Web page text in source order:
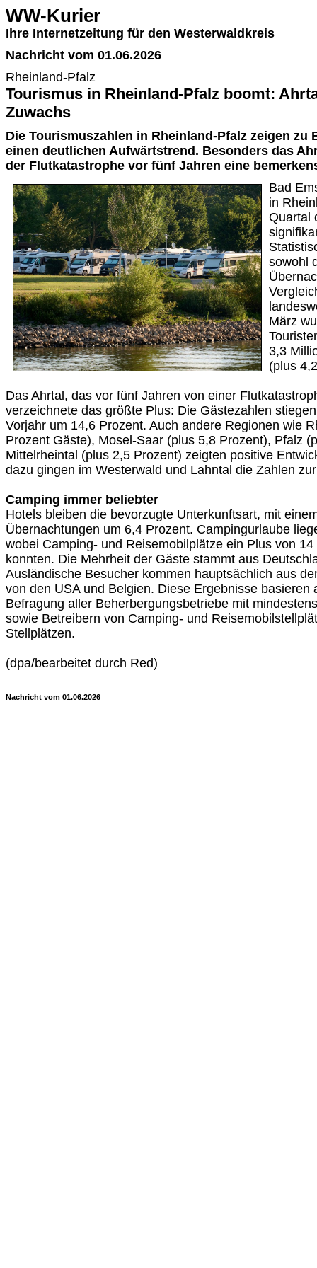
WW-Kurier
Ihre Internetzeitung für den Westerwaldkreis
Nachricht vom 01.06.2026
Rheinland-Pfalz
Tourismus in Rheinland-Pfalz boomt:
Zuwachs
Die Tourismuszahlen in Rheinland-Pfalz zeigen zu
einen deutlichen Aufwärtstrend. Besonders das
der Flutkatastrophe vor fünf Jahren eine
Bad
in
Quartal
sowohl
März
3,3
(plus
Das Ahrtal, das vor fünf Jahren von einer
verzeichnete das größte Plus: Die Gästezahlen
Vorjahr um 14,6 Prozent. Auch andere Regionen wie
Prozent Gäste), Mosel-Saar (plus 5,8 Prozent), Pfalz
Mittelrheintal (plus 2,5 Prozent) zeigten positive
dazu gingen im Westerwald und Lahntal die Zahlen
Camping immer beliebter
Hotels bleiben die bevorzugte Unterkunftsart, mit
Übernachtungen um 6,4 Prozent. Campingurlaube
wobei Camping- und Reisemobilplätze ein Plus von
konnten. Die Mehrheit der Gäste stammt aus
Ausländische Besucher kommen hauptsächlich aus
von den USA und Belgien. Diese Ergebnisse basieren
Befragung aller Beherbergungsbetriebe mit
sowie Betreibern von Camping- und
Stellplätzen.
(dpa/bearbeitet durch Red)
Nachricht vom 01.06.2026